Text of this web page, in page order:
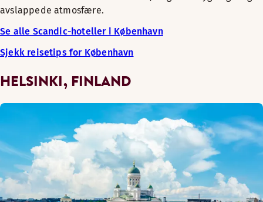
avslappede atmosfære.
Se alle Scandic-hoteller i København
Sjekk reisetips for København
HELSINKI, FINLAND